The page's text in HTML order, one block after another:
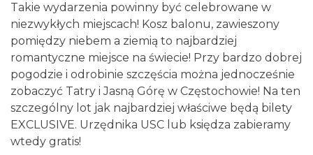
Takie wydarzenia powinny być celebrowane w
niezwykłych miejscach! Kosz balonu, zawieszony
pomiędzy niebem a ziemią to najbardziej
romantyczne miejsce na świecie! Przy bardzo dobrej
pogodzie i odrobinie szczęścia można jednocześnie
zobaczyć Tatry i Jasną Górę w Częstochowie! Na ten
szczególny lot jak najbardziej właściwe będą bilety
EXCLUSIVE. Urzędnika USC lub księdza zabieramy
wtedy gratis!